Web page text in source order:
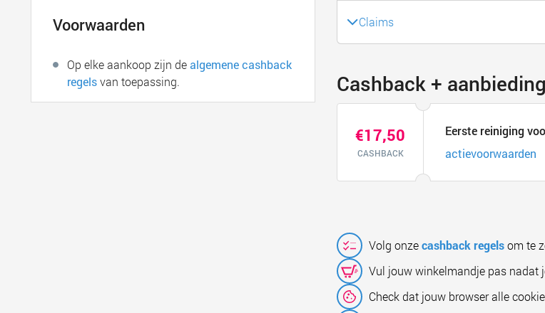
Claims
Cashback +
€17,50
CASHBACK
Eerste reiniging
actievoorwaarden
Volg onzecashback regelsom te
Vul jouw winkelmandje pas nadat
Check dat jouw browser alle
Voorwaarden
Op elke aankoop zijn dealgemene cashback
regelsvan toepassing.